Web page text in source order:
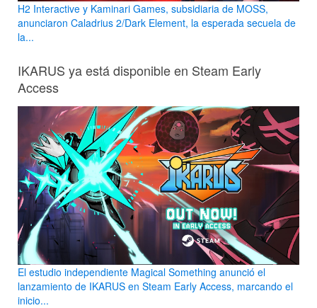
H2 Interactive y Kaminari Games, subsidiaria de MOSS,
anunciaron Caladrius 2/Dark Element, la esperada secuela de
la...
IKARUS ya está disponible en Steam Early
Access
El estudio independiente Magical Something anunció el
lanzamiento de IKARUS en Steam Early Access, marcando el
inicio...